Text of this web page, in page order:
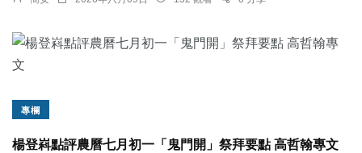
專欄
楊登嵙點評農曆七月初一「鬼門開」祭拜要點 高哲翰專文